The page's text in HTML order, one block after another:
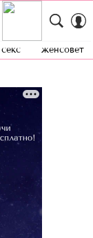
секс женсовет